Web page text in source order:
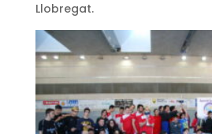
Llobregat.